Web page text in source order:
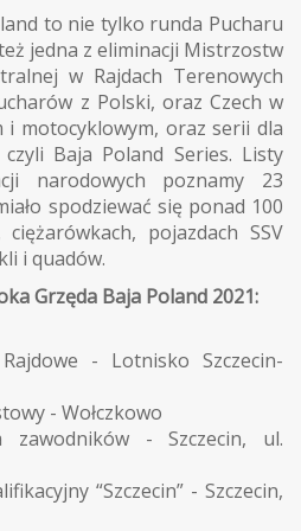
to nie tylko runda Pucharu
jedna z eliminacji Mistrzostw
w Rajdach Terenowych
z Polski, oraz Czech w
i motocyklowym, oraz serii dla
Baja Poland Series. Listy
narodowych poznamy 23
spodziewać się ponad 100
pojazdach SSV
i quadów.
Grzęda Baja Poland 2021:
- Lotnisko Szczecin-
- Wołczkowo
zawodników - Szczecin, ul.
“Szczecin” - Szczecin,